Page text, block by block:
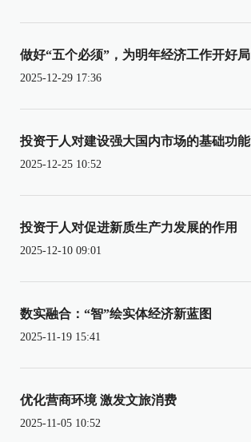
做好“五个必须”，为明年经济工作开好局
2025-12-29 17:36
投资于人对建设强大国内市场的基础功能
2025-12-25 10:52
投资于人对促进新质生产力发展的作用
2025-12-10 09:01
数实融合：“智”绘实体经济新蓝图
2025-11-19 15:41
优化营商环境 激发文旅消费
2025-11-05 10:52